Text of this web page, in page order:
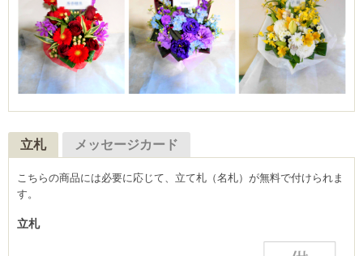
立札 メッセージカード
こちらの商品には必要に応じて、立て札（名札）が無料で付けられま
す。
立札